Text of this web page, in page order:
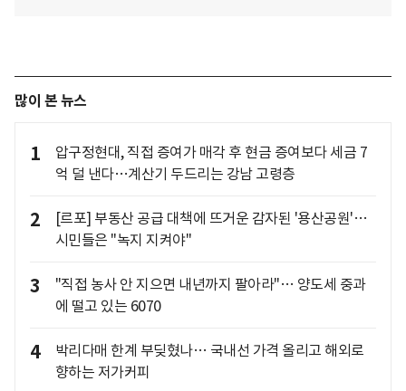
많이 본 뉴스
1
압구정현대, 직접 증여가 매각 후 현금 증여보다 세금 7
억 덜 낸다…계산기 두드리는 강남 고령층
2
[르포] 부동산 공급 대책에 뜨거운 감자된 '용산공원'…
시민들은 "녹지 지켜야"
3
"직접 농사 안 지으면 내년까지 팔아라"… 양도세 중과
에 떨고 있는 6070
4
박리다매 한계 부딪혔나… 국내선 가격 올리고 해외로
향하는 저가커피